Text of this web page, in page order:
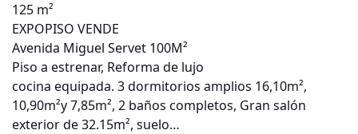
125 m²
EXPOPISO VENDE
Avenida Miguel Servet 100M²
Piso a estrenar, Reforma de lujo
cocina equipada. 3 dormitorios amplios 16,10m²,
10,90m²y 7,85m², 2 baños completos, Gran salón
exterior de 32.15m², suelo…